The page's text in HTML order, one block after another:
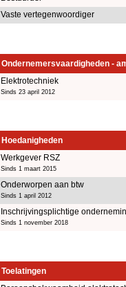
Vaste vertegenwoordiger
Ondernemersvaardigheden -
Elektrotechniek
Sinds 23 april 2012
Hoedanigheden
Werkgever RSZ
Sinds 1 maart 2015
Onderworpen aan btw
Sinds 1 april 2012
Inschrijvingsplichtige
Sinds 1 november 2018
Toelatingen